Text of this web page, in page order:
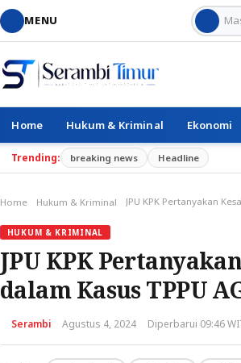
MENU
Home Hukum & Kriminal Ekonomi
Trending: breaking news Headline
Home Hukum & Kriminal
HUKUM & KRIMINAL
JPU KPK
dalam Kasus TPPU
Serambi Agustus 4, 2024 Diperbarui 09:46